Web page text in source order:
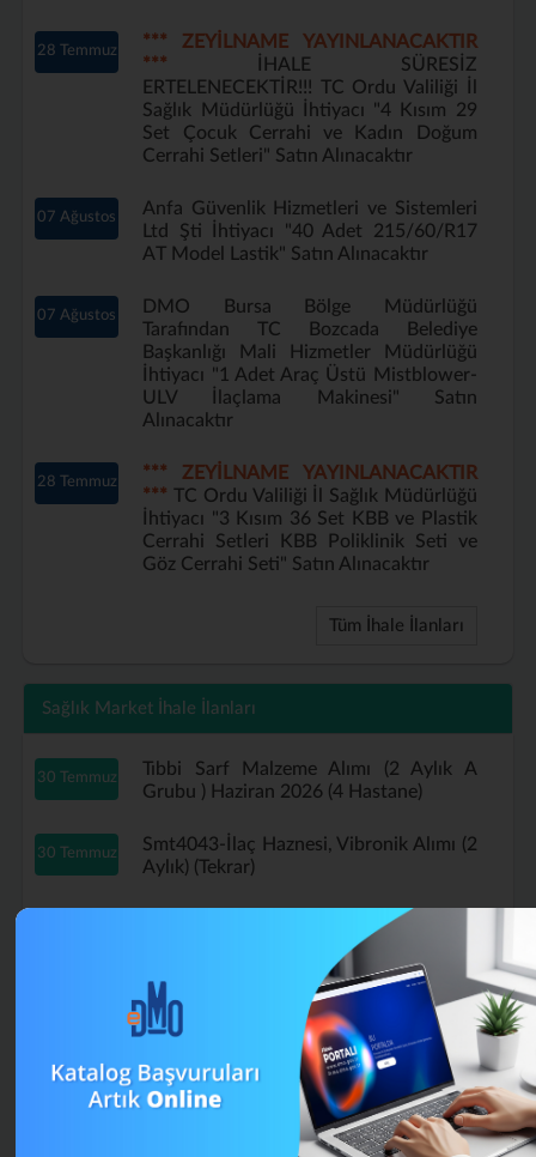
28 Temmuz
*** ZEYİLNAME YAYINLANACAKTIR
***
İHALE SÜRESİZ
ERTELENECEKTİR!!! TC Ordu Valiliği İl
Sağlık Müdürlüğü İhtiyacı "4 Kısım 29
Set Çocuk Cerrahi ve Kadın Doğum
Cerrahi Setleri" Satın Alınacaktır
07 Ağustos
Anfa Güvenlik Hizmetleri ve Sistemleri
Ltd Şti İhtiyacı "40 Adet 215/60/R17
AT Model Lastik" Satın Alınacaktır
07 Ağustos
DMO Bursa Bölge Müdürlüğü
Tarafından TC Bozcada Belediye
Başkanlığı Mali Hizmetler Müdürlüğü
İhtiyacı "1 Adet Araç Üstü Mistblower-
ULV İlaçlama Makinesi" Satın
Alınacaktır
28 Temmuz
*** ZEYİLNAME YAYINLANACAKTIR
***TC Ordu Valiliği İl Sağlık Müdürlüğü
İhtiyacı "3 Kısım 36 Set KBB ve Plastik
Cerrahi Setleri KBB Poliklinik Seti ve
Göz Cerrahi Seti" Satın Alınacaktır
Tüm İhale İlanları
Sağlık Market İhale İlanları
30 Temmuz
Tıbbi Sarf Malzeme Alımı (2 Aylık A
Grubu ) Haziran 2026 (4 Hastane)
30 Temmuz
Smt4043-İlaç Haznesi, Vibronik Alımı (2
Aylık) (Tekrar)
Tıbbi Sarf Malzeme Alımı (2 Aylık A
Grubu ) Haziran 2026 (Tekrar)
B Grubu Tıbbi Sarf Malzeme Alımı
Mayıs (4 Aylık) (Tekrar)
13 Temmuz
Muayene Eldiveni Alımı Haziran 2026 (2
Aylık) (Tekrar)
Smt4043-İlaç Haznesi, Vibronik Alımı (2